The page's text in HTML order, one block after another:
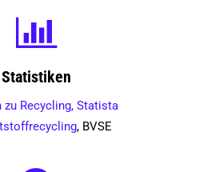
Statistiken
zu Recycling, Statista
, BVSE